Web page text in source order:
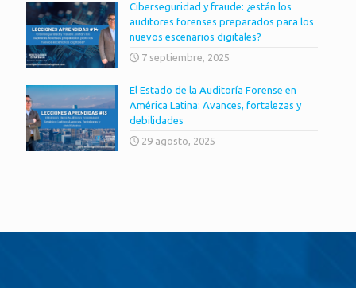
Ciberseguridad y fraude: ¿están los
auditores forenses preparados para los
nuevos escenarios digitales?
7 septiembre, 2025
El Estado de la Auditoría Forense en
América Latina: Avances, fortalezas y
debilidades
29 agosto, 2025